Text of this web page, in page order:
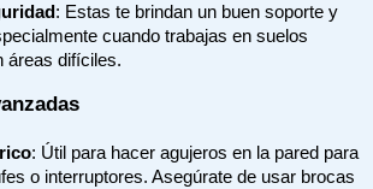
: Estas te brindan un buen soporte y
cuando trabajas en suelos
áreas difíciles.
: Útil para hacer agujeros en la pared para
o interruptores. Asegúrate de usar brocas